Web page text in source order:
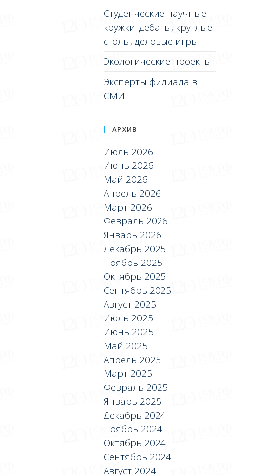
Студенческие научные
кружки: дебаты, круглые
столы, деловые игры
Экологические проекты
Эксперты филиала в
СМИ
АРХИВ
Июль 2026
Июнь 2026
Май 2026
Апрель 2026
Март 2026
Февраль 2026
Январь 2026
Декабрь 2025
Ноябрь 2025
Октябрь 2025
Сентябрь 2025
Август 2025
Июль 2025
Июнь 2025
Май 2025
Апрель 2025
Март 2025
Февраль 2025
Январь 2025
Декабрь 2024
Ноябрь 2024
Октябрь 2024
Сентябрь 2024
Август 2024